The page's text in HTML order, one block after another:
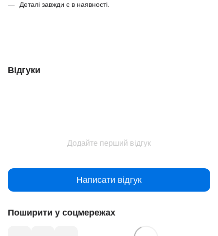
Деталі завжди є в наявності.
Відгуки
Додайте перший відгук
Написати відгук
Поширити у соцмережах